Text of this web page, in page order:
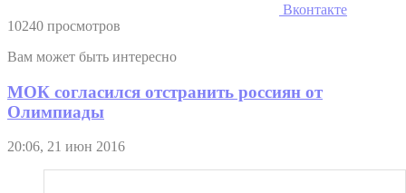
Вконтакте
10240 просмотров
Вам может быть интересно
МОК согласился отстранить россиян от
Олимпиады
20:06, 21 июн 2016